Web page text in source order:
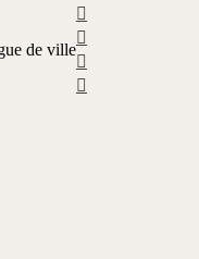
de ville